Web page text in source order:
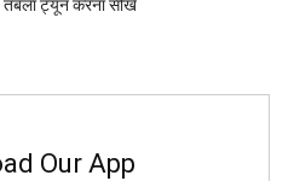
ट्यून करना सीखें
Our App